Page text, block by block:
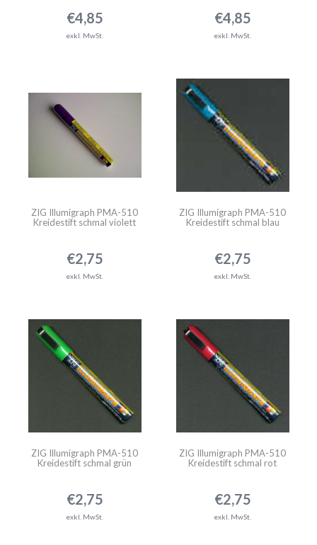
€4,85
exkl. MwSt.
€4,85
exkl. MwSt.
ZIG Illumigraph PMA-510
Kreidestift schmal violett
€2,75
exkl. MwSt.
ZIG Illumigraph PMA-510
Kreidestift schmal blau
€2,75
exkl. MwSt.
ZIG Illumigraph PMA-510
Kreidestift schmal grün
€2,75
exkl. MwSt.
ZIG Illumigraph PMA-510
Kreidestift schmal rot
€2,75
exkl. MwSt.